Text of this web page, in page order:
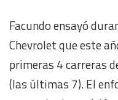
Facundo ensayó
Chevrolet que este
primeras 4 carreras
(las últimas 7). El